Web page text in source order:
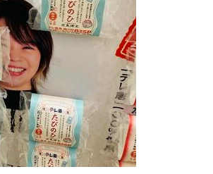
4 ＞